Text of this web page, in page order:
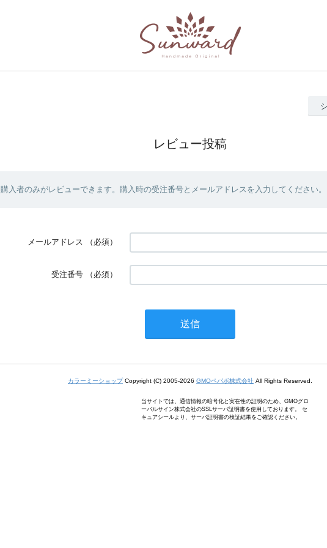
レビュー投稿
購入者のみがレビューできます。購入時の受注番号とメールアドレスを入力してください。
メールアドレス （必須）
受注番号 （必須）
カラーミーショップCopyright (C) 2005-2026 GMOペパボ株式会社 All Rights Reserved.
当サイトでは、通信情報の暗号化と実在性の証明のため、GMOグロ
ーバルサイン株式会社のSSLサーバ証明書を使用しております。 セ
キュアシールより、サーバ証明書の検証結果をご確認ください。